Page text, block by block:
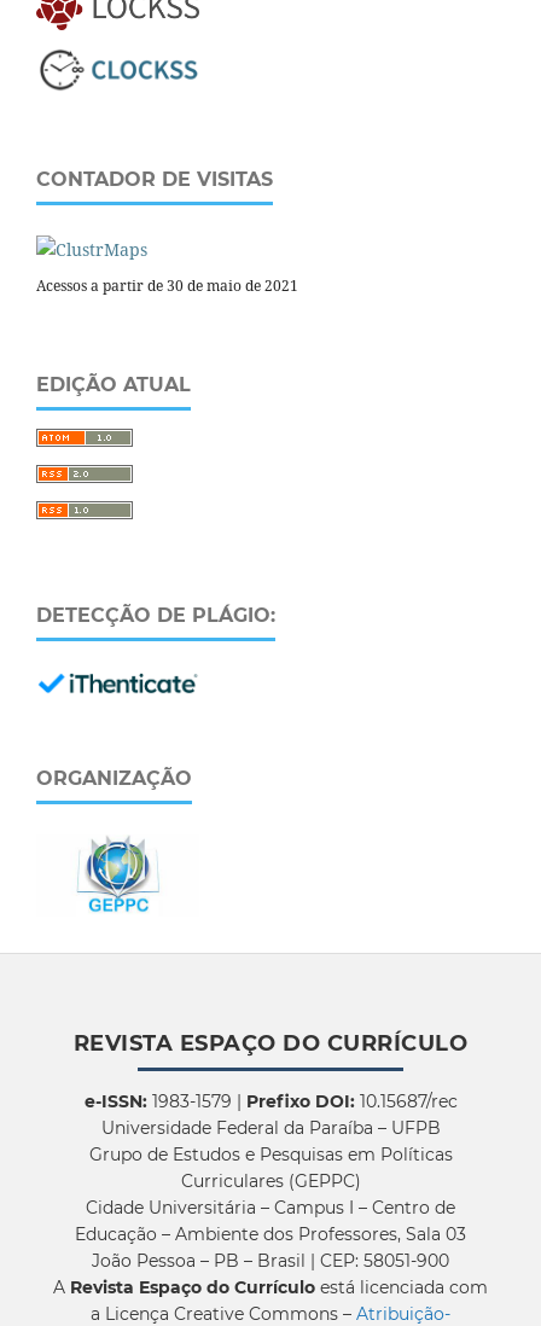
CONTADOR DE VISITAS
Acessos a partir de 30 de maio de 2021
EDIÇÃO ATUAL
DETECÇÃO DE PLÁGIO:
ORGANIZAÇÃO
REVISTA ESPAÇO DO CURRÍCULO
e-ISSN:1983-1579 | Prefixo DOI:10.15687/rec
Universidade Federal da Paraíba – UFPB
Grupo de Estudos e Pesquisas em Políticas
Curriculares (GEPPC)
Cidade Universitária – Campus I – Centro de
Educação – Ambiente dos Professores, Sala 03
João Pessoa – PB – Brasil | CEP: 58051-900
A Revista Espaço do Currículo está licenciada com
a Licença Creative Commons – Atribuição-